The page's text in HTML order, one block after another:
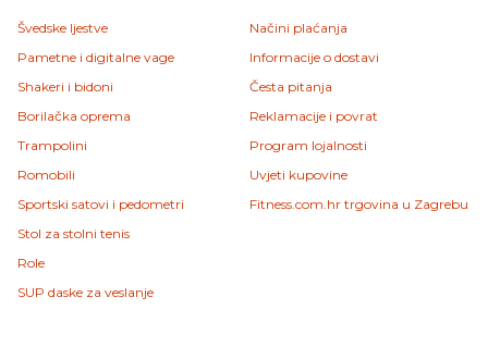
Švedske ljestve
Pametne i digitalne vage
Shakeri i bidoni
Borilačka oprema
Trampolini
Romobili
Sportski satovi i pedometri
Stol za stolni tenis
Role
SUP daske za veslanje
Načini plaćanja
Informacije o dostavi
Česta pitanja
Reklamacije i povrat
Program lojalnosti
Uvjeti kupovine
Fitness.com.hr trgovina u Zagrebu